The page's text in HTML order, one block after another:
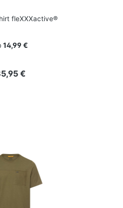
fleXXXactive®
14,99 €
Preis:
€